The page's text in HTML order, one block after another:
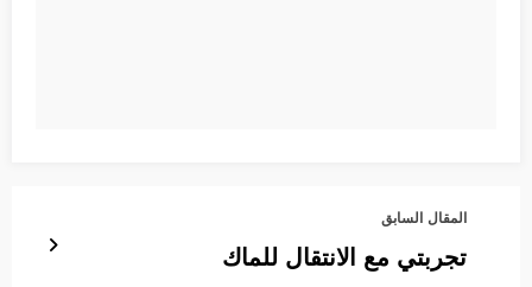
المقال السابق
تجربتي مع الانتقال للماك